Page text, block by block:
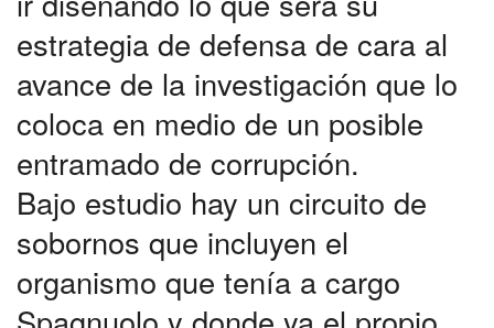
estrategia de defensa de cara al
avance de la investigación que lo
coloca en medio de un posible
entramado de corrupción.
Bajo estudio hay un circuito de
sobornos que incluyen el
organismo que tenía a cargo